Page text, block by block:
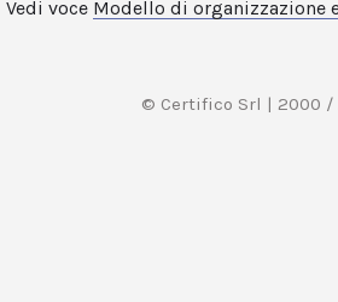
Vedi voce Modello di organizzazione
© Certifico Srl | 2000 /